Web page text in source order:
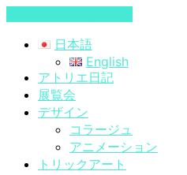
日本語
English
アトリエ日記
展覧会
デザイン
コラージュ
アニメーション
トリックアート